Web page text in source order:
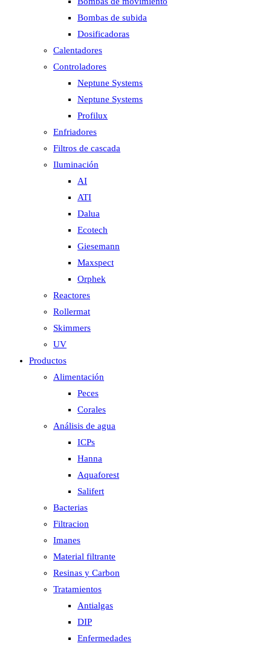
Bombas de subida
Dosificadoras
Calentadores
Controladores
Neptune Systems
Neptune Systems
Profilux
Enfriadores
Filtros de cascada
Iluminación
AI
ATI
Dalua
Ecotech
Giesemann
Maxspect
Orphek
Reactores
Rollermat
Skimmers
UV
Productos
Alimentación
Peces
Corales
Análisis de agua
ICPs
Hanna
Aquaforest
Salifert
Bacterias
Filtracion
Imanes
Material filtrante
Resinas y Carbon
Tratamientos
Antialgas
DIP
Enfermedades